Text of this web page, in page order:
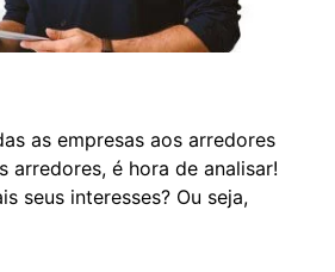
as empresas aos arredores
arredores, é hora de analisar!
seus interesses? Ou seja,